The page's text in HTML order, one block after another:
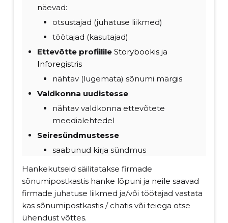
näevad:
otsustajad (juhatuse liikmed)
töötajad (kasutajad)
Ettevõtte profiilile Storybookisja
Inforegistris
nähtav (lugemata) sõnumi märgis
Valdkonna uudistesse
nähtav valdkonna ettevõtete
meedialehtedel
Seiresündmustesse
saabunud kirja sündmus
Hankekutseid säilitatakse firmade
sõnumipostkastis hanke lõpuni ja neile saavad
firmade juhatuse liikmed ja/või töötajad vastata
kas sõnumipostkastis / chatis või teiega otse
ühendust võttes.